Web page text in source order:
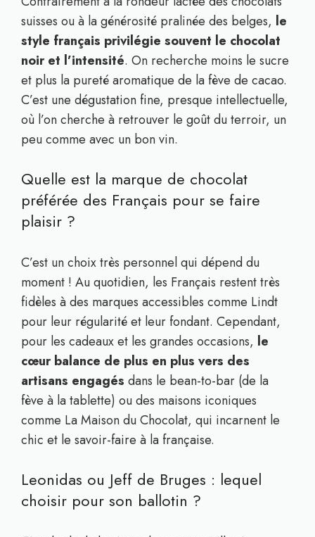
suisses ou à la générosité pralinée des belges, le
style français privilégie souvent le chocolat
noir et l’intensité. On recherche moins le sucre
et plus la pureté aromatique de la fève de cacao.
C’est une dégustation fine, presque intellectuelle,
où l’on cherche à retrouver le goût du terroir, un
peu comme avec un bon vin.
Quelle est la marque de chocolat
préférée des Français pour se faire
plaisir ?
C’est un choix très personnel qui dépend du
moment ! Au quotidien, les Français restent très
fidèles à des marques accessibles comme Lindt
pour leur régularité et leur fondant. Cependant,
pour les cadeaux et les grandes occasions, le
cœur balance de plus en plus vers des
artisans engagés dans le bean-to-bar (de la
fève à la tablette) ou des maisons iconiques
comme La Maison du Chocolat, qui incarnent le
chic et le savoir-faire à la française.
Leonidas ou Jeff de Bruges : lequel
choisir pour son ballotin ?